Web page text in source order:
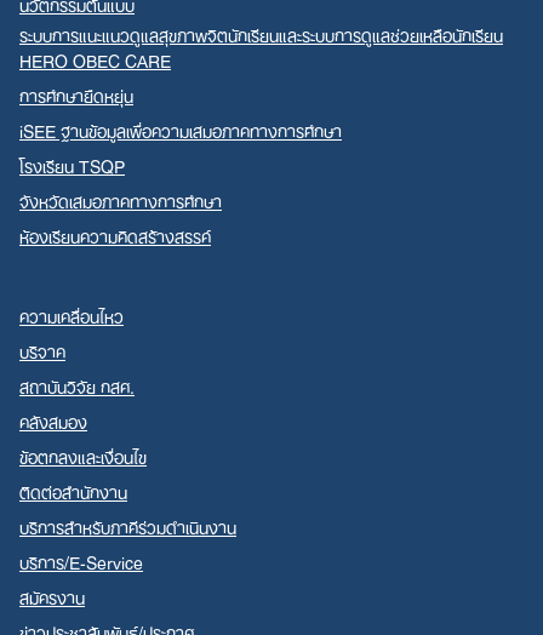
ระบบการแนะแนวดูแลสุขภาพจิตนักเรียนและระบบการดูแลช่วยเหลือนักเรียน
HERO OBEC CARE
การศึกษายืดหยุ่น
iSEE ฐานข้อมูลเพื่อความเสมอภาคทางการศึกษา
โรงเรียน TSQP
จังหวัดเสมอภาคทางการศึกษา
ห้องเรียนความคิดสร้างสรรค์
ความเคลื่อนไหว
บริจาค
สถาบันวิจัย กสศ.
คลังสมอง
ข้อตกลงและเงื่อนไข
ติดต่อสำนักงาน
บริการสำหรับภาคีร่วมดำเนินงาน
บริการ/E-Service
สมัครงาน